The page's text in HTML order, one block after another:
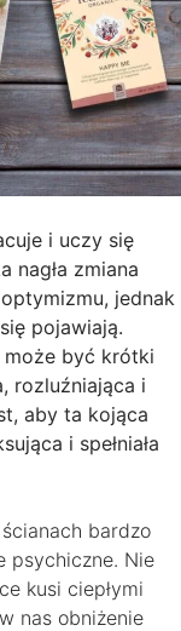
i uczy się
nagła zmiana
jednak
pojawiają.
być krótki
rozluźniająca i
aby ta kojąca
i spełniała
bardzo
psychiczne. Nie
kusi ciepłymi
nas obniżenie